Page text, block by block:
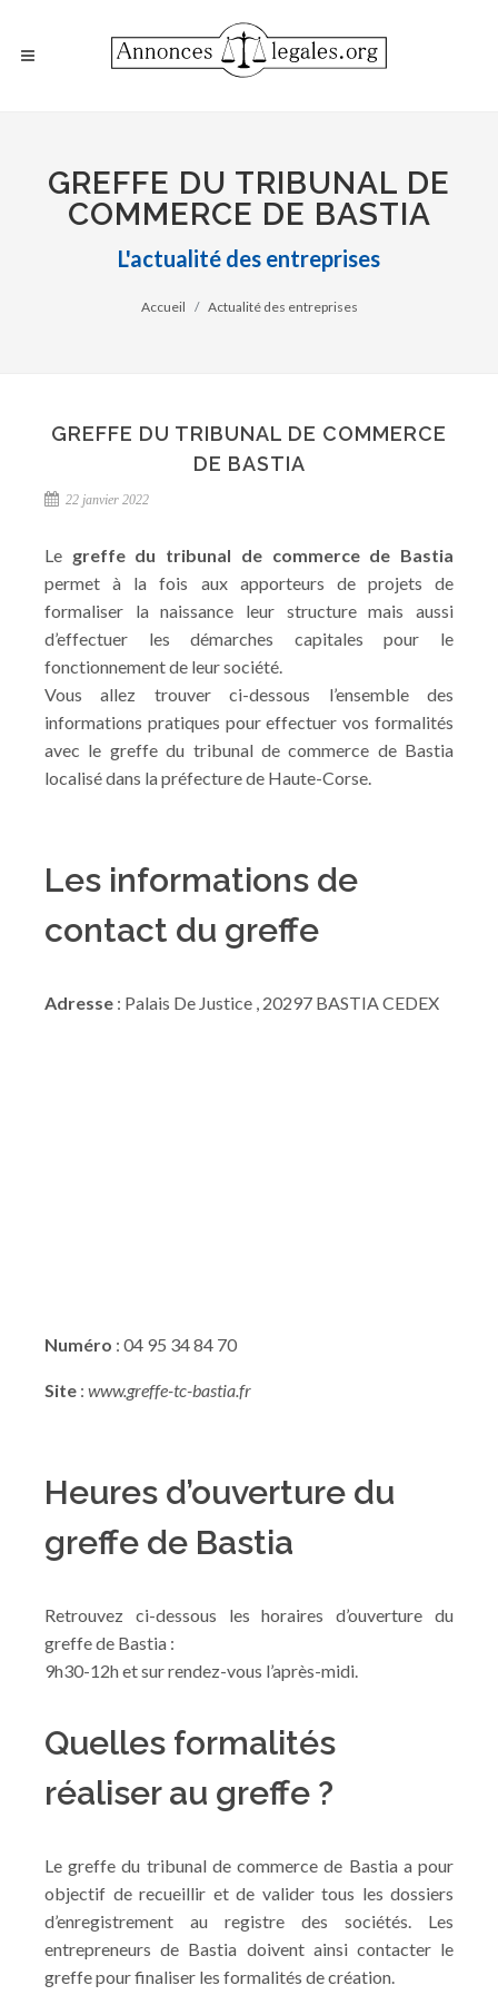
GREFFE DU TRIBUNAL DE
COMMERCE DE BASTIA
L'actualité des entreprises
Accueil Actualité des entreprises
GREFFE DU TRIBUNAL DE COMMERCE
DE BASTIA
22 janvier 2022
Le greffe du tribunal de commerce de Bastia
permet à la fois aux apporteurs de projets de
formaliser la naissance leur structure mais aussi
d’effectuer les démarches capitales pour le
fonctionnement de leur société.
Vous allez trouver ci-dessous l’ensemble des
informations pratiques pour effectuer vos formalités
avec le greffe du tribunal de commerce de Bastia
localisé dans la préfecture de Haute-Corse.
Les informations de
contact du greffe
Adresse : Palais De Justice , 20297 BASTIA CEDEX
Numéro : 04 95 34 84 70
Site : www.greffe-tc-bastia.fr
Heures d’ouverture du
greffe de Bastia
Retrouvez ci-dessous les horaires d’ouverture du
greffe de Bastia :
9h30-12h et sur rendez-vous l’après-midi.
Quelles formalités
réaliser au greffe ?
Le greffe du tribunal de commerce de Bastia a pour
objectif de recueillir et de valider tous les dossiers
d’enregistrement au registre des sociétés. Les
entrepreneurs de Bastia doivent ainsi contacter le
greffe pour finaliser les formalités de création.